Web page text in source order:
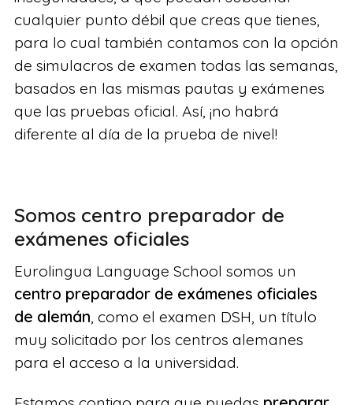
cualquier punto débil que creas que tienes,
para lo cual también contamos con la opción
de simulacros de examen todas las semanas,
basados en las mismas pautas y exámenes
que las pruebas oficial. Así, ¡no habrá
diferente al día de la prueba de nivel!
Somos centro preparador de
exámenes oficiales
Eurolingua Language School somos un
centro preparador de exámenes oficiales
de alemán, como el examen DSH, un título
muy solicitado por los centros alemanes
para el acceso a la universidad.